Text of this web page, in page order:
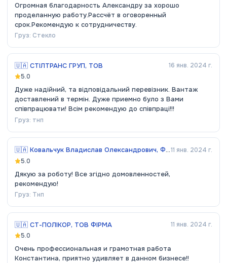
Огромная благодарность Александру за хорошо
проделанную работу.Рассчёт в оговоренный
срок.Рекомендую к сотрудничеству.
Груз: Стекло
🇺🇦 СТІЛТРАНС ГРУП, ТОВ
16 янв. 2024 г.
5.0
Дуже надійний, та відповідальний перевізник. Вантаж
доставлений в термін. Дуже приемно було з Вами
співпрацювати! Всім рекомендую до співпраці!!!
Груз: тнп
🇺🇦 Ковальчук Владислав Олександрович, ФОП
11 янв. 2024 г.
5.0
Дякую за роботу! Все згідно домовленностей,
рекомендую!
Груз: Тнп
🇺🇦 СТ-ПОЛІКОР, ТОВ ФІРМА
11 янв. 2024 г.
5.0
Очень профессиональная и грамотная работа
Константина, приятно удивляет в данном бизнесе!!